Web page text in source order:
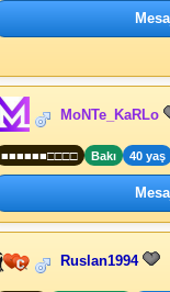
MoNTe_KaRLo
■■■■■■□□□□ Bakı 40 yaş
Ruslan1994